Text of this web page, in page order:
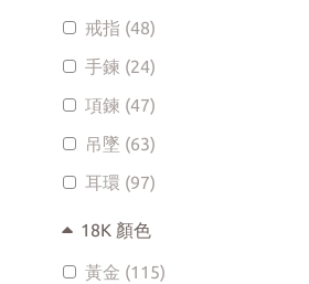
戒指 (48)
手鍊 (24)
項鍊 (47)
吊墜 (63)
耳環 (97)
18K 顏色
黃金 (115)